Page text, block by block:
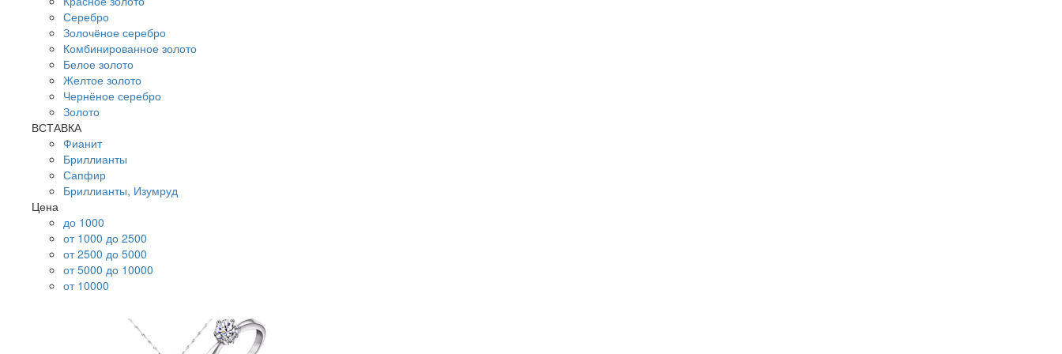
Серебро
Золочёное серебро
Комбинированное золото
Белое золото
Желтое золото
Чернёное серебро
Золото
ВСТАВКА
Фианит
Бриллианты
Сапфир
Бриллианты, Изумруд
Цена
до 1000
от 1000 до 2500
от 2500 до 5000
от 5000 до 10000
от 10000